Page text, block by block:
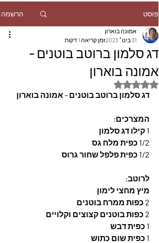
פוסט הרשמה
דג סלמון ברוטב בוטנים -
אמונה בוארון
אמונה בוארון
31 בינו׳ 2023
זמן קריאה 1 דקות
דירוג של NaN מתוך 5 כוכבים
דג סלמון ברוטב בוטנים - אמונה בוארון
המצרכים:
1 קילו דג סלמון
1/2 כפית מלח גס
1/2 כפית פלפל שחור גרוס
לרוטב:
מיץ מחצי לימון
2 כפות ממרח בוטנים
2 כפות בוטנים קצוצים וקלויים
1 כפית דבש
1 כפית שום כתוש